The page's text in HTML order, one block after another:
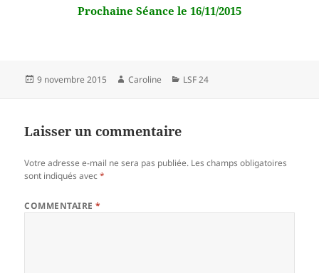
Prochaine Séance le 16/11/2015
Publié
9 novembre 2015 Auteur
Caroline Catégories
LSF 24
Laisser un commentaire
Votre adresse e-mail ne sera pas publiée. Les champs obligatoires
sont indiqués avec*
COMMENTAIRE*